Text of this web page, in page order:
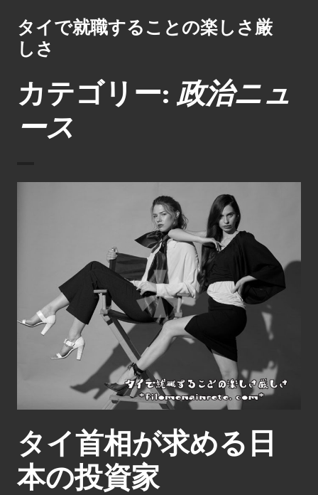
ン
テ
ン
へ
ス
キ
タイで就職することの楽しさ厳
しさ
カテゴリー: 政治ニュ
ース
タイ首相が求める日
本の投資家